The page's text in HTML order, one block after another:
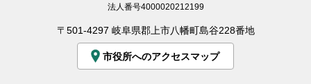
法人番号4000020212199
〒501-4297 岐阜県郡上市八幡町島谷228番地
市役所へのアクセスマップ